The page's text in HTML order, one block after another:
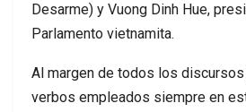
Desarme) y Vuong Dinh Hue,
Parlamento vietnamita.
Al margen de todos los
verbos empleados siempre en